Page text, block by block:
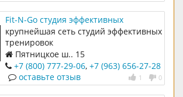
Fit-N-Go студия эффективных
тренировок
крупнейшая сеть студий эффективных
тренировок
Пятницкое ш.. 15
+7 (800) 777-29-06, +7 (963) 656-27-28
1 0
оставьте отзыв